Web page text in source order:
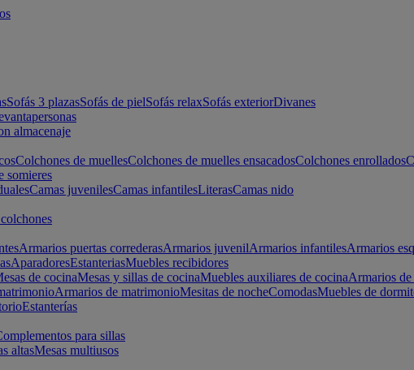
Sofás 3 plazasSofás de pielSofás relaxSofás exteriorDivanes
almacenaje
Colchones de muellesColchones de muelles ensacadosColchones enrollados
somieres
Camas juvenilesCamas infantilesLiterasCamas nido
Armarios puertas correderasArmarios juvenilArmarios infantilesArmarios
AparadoresEstanteriasMuebles recibidores
de cocinaMesas y sillas de cocinaMuebles auxiliares de cocinaArmarios de
Armarios de matrimonioMesitas de nocheComodasMuebles de
Estanterías
para sillas
altasMesas multiusos